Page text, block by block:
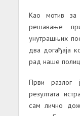
Као мотив за
решавање
унутрашњих
два догађаја
рад наше
Први разлог
резултата
сам лично